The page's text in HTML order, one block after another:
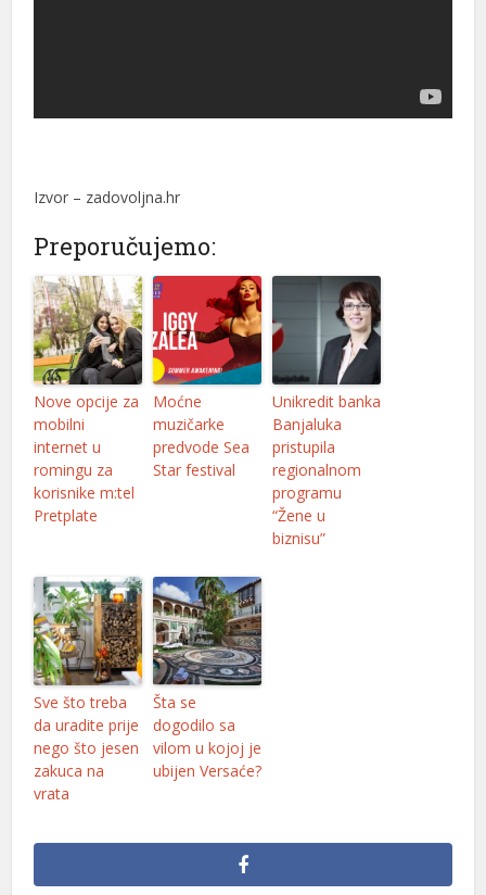
Izvor – zadovoljna.hr
Preporučujemo:
Nove opcije za
mobilni
internet u
romingu za
korisnike m:tel
Pretplate
Moćne
muzičarke
predvode Sea
Star festival
Unikredit banka
Banjaluka
pristupila
regionalnom
programu
“Žene u
biznisu”
Sve što treba
da uradite prije
nego što jesen
zakuca na
vrata
Šta se
dogodilo sa
vilom u kojoj je
ubijen Versaće?